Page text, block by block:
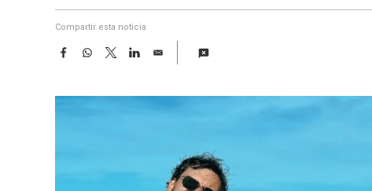
Compartir esta noticia
F
e
W
t
T
w
t
L
k
E
i
l